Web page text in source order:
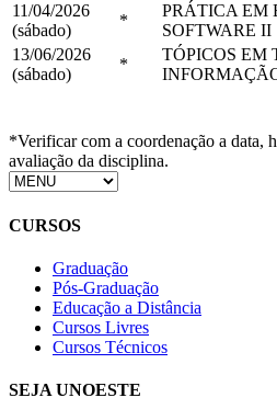
11/04/2026
(sábado)
*
PRÁTICA EM
SOFTWARE II
13/06/2026
(sábado)
*
TÓPICOS EM
*Verificar com a coordenação a data,
avaliação da disciplina.
CURSOS
Graduação
Pós-Graduação
Educação a Distância
Cursos Livres
Cursos Técnicos
SEJA UNOESTE